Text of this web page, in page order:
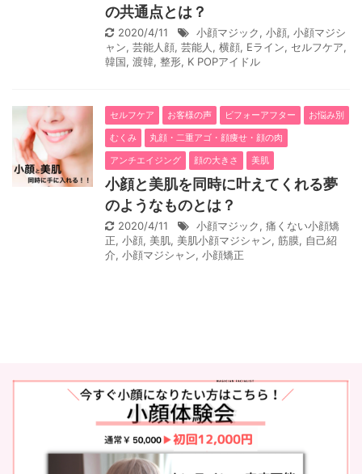
の共通点とは？
2020/4/11 小顔マジック, 小顔, 小顔マジシ
ャン, 芸能人顔, 芸能人 , 横顔, Eライン, セルフケア,
韓国, 渡韓, 整形, K POPアイドル
セルフケア お客様の声 ビフォーアフター
お悩み別
むくみ
丸顔・二重アゴ・顔痩せ・顔の肉
アンチエイジング
顔の大きさ 美肌
小顔と美肌を同時に叶えてくれる夢
のようなものとは？
2020/4/11 小顔マジック, 痛くない小顔矯
正, 小顔, 美肌, 美肌小顔マジシャン, 筋膜, 自己紹
介, 小顔マジシャン, 小顔矯正